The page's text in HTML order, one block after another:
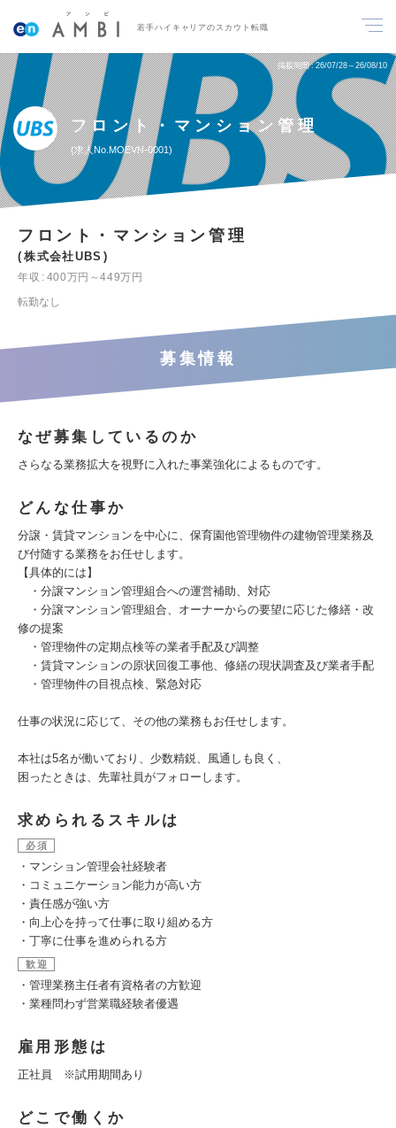
若手ハイキャリアのスカウト転職
掲載期間 26/07/28～26/08/10
フロント・マンション管理
求人No.MOEVN-0001
フロント・マンション管理
株式会社UBS
年収
400万円～449万円
転勤なし
募集情報
なぜ募集しているのか
さらなる業務拡大を視野に入れた事業強化によるものです。
どんな仕事か
分譲・賃貸マンションを中心に、保育園他管理物件の建物管理業務及
び付随する業務をお任せします。
【具体的には】
・分譲マンション管理組合への運営補助、対応
・分譲マンション管理組合、オーナーからの要望に応じた修繕・改
修の提案
・管理物件の定期点検等の業者手配及び調整
・賃貸マンションの原状回復工事他、修繕の現状調査及び業者手配
・管理物件の目視点検、緊急対応
仕事の状況に応じて、その他の業務もお任せします。
本社は5名が働いており、少数精鋭、風通しも良く、
困ったときは、先輩社員がフォローします。
求められるスキルは
必須
・マンション管理会社経験者
・コミュニケーション能力が高い方
・責任感が強い方
・向上心を持って仕事に取り組める方
・丁寧に仕事を進められる方
歓迎
・管理業務主任者有資格者の方歓迎
・業種問わず営業職経験者優遇
雇用形態は
正社員 ※試用期間あり
どこで働くか